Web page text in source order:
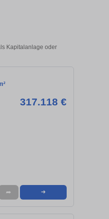
Kapitalanlage oder
317.118 €
➦ ➜